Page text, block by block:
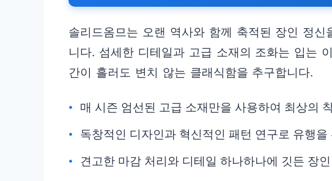
솔리드옴므는 오랜 역사와 함께 축적된 장인 정
니다. 섬세한 디테일과 고급 소재의 조화는 입는
간이 흘러도 변치 않는 클래식함을 추구합니다.
매 시즌 엄선된 고급 소재만을 사용하여 최상의
독창적인 디자인과 혁신적인 패턴 연구로 유행을
견고한 마감 처리와 디테일 하나하나에 깃든 장